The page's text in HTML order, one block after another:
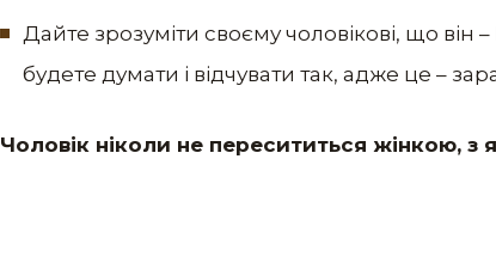
Дайте зрозуміти своєму чоловікові, що
будете думати і відчувати так, адже це –
Чоловік ніколи не пересититься жінкою, з